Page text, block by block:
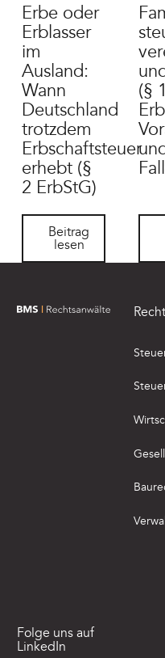
Erbe oder
Erblasser
im
Ausland:
Wann
Deutschland
trotzdem
Erbschaftsteuer
erhebt (§
2 ErbStG)
Beitrag lesen
Beitrag
lesen
(§
zur Startseite von BMS
Folge uns auf
LinkedIn